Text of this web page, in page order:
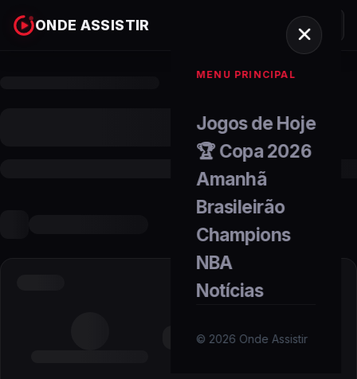
ONDE ASSISTIR
MENU PRINCIPAL
Jogos de Hoje
🏆 Copa 2026
Amanhã
Brasileirão
Champions
NBA
Notícias
© 2026 Onde Assistir